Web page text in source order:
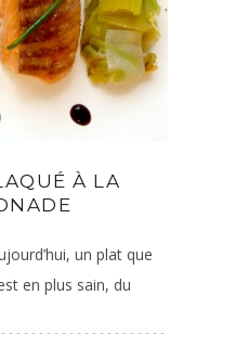
À LA
un plat que
en plus sain, du